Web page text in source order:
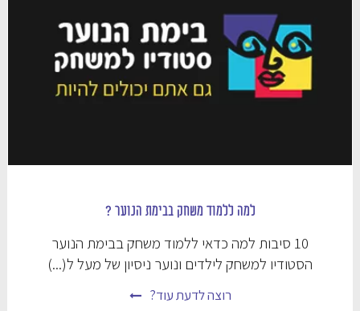
למה ללמוד משחק בבימת הנוער ?
10 סיבות למה כדאי ללמוד משחק בבימת הנוער
הסטודיו למשחק לילדים ונוער ניסיון של מעל ל(...)
רוצה לדעת עוד?